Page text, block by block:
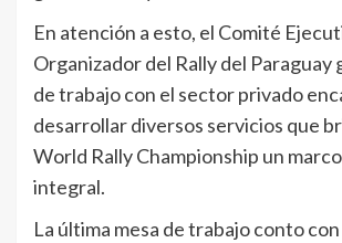
En atención a esto, el Comité
Organizador del Rally del Paraguay
de trabajo con el sector privado
desarrollar diversos servicios que
World Rally Championship un
integral.
La última mesa de trabajo conto con